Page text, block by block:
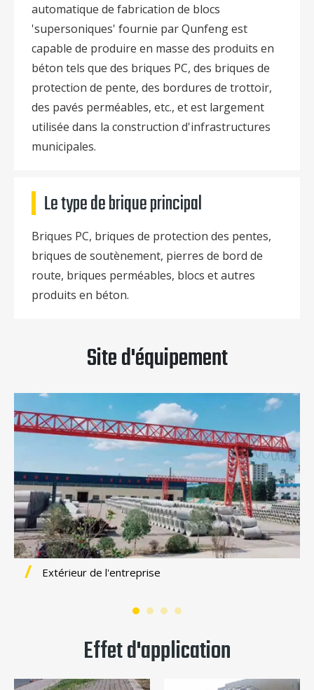
automatique de fabrication de blocs
'supersoniques' fournie par Qunfeng est
capable de produire en masse des produits en
béton tels que des briques PC, des briques de
protection de pente, des bordures de trottoir,
des pavés perméables, etc., et est largement
utilisée dans la construction d'infrastructures
municipales.
Le type de brique principal
Briques PC, briques de protection des pentes,
briques de soutènement, pierres de bord de
route, briques perméables, blocs et autres
produits en béton.
Site d'équipement
Extérieur de l'entreprise
Effet d'application